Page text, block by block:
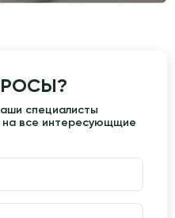
специалисты
на все интересующщие